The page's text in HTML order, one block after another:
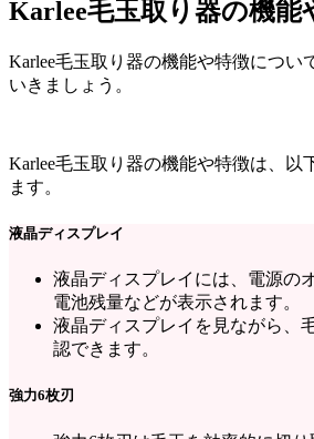
Karlee毛玉取り器の機能
Karlee毛玉取り器の機能や特徴につい
いきましょう。
Karlee毛玉取り器の機能や特徴は、以
ます。
液晶ディスプレイ
液晶ディスプレイには、電源の
電池残量などが表示されます。
液晶ディスプレイを見ながら、
認できます。
強力6枚刃